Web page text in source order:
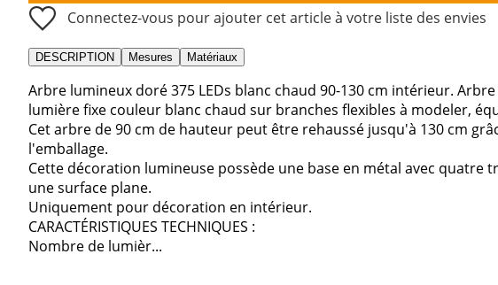
Connectez-vous pour ajouter cet article à votre liste des envies
DESCRIPTION Mesures Matériaux
Arbre lumineux doré 375 LEDs blanc chaud 90-130 cm intérieur. Arbre
lumière fixe couleur blanc chaud sur branches flexibles à modeler,
Cet arbre de 90 cm de hauteur peut être rehaussé jusqu'à 130 cm
l'emballage.
Cette décoration lumineuse possède une base en métal avec quatre
une surface plane.
Uniquement pour décoration en intérieur.
CARACTÉRISTIQUES TECHNIQUES :
Nombre de lumièr...